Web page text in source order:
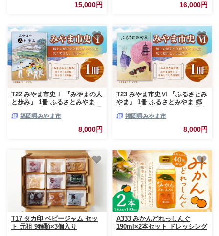
15,000円 16,000円
T22 みやま市史Ⅰ 『みやまの人
と歩み』 1冊 ふるさとみやま
史 本 歴史 九州 福岡県 みやま
福岡県みやま市
8,000円
T23 みやま市史Ⅵ 『ふるさとみ
やま』 1冊 ふるさとみやま 郷
刊行物 本 歴史 九州 福岡県 み
福岡県みやま市
8,000円
T17 タカ印 ベビージャム セッ
ト 元祖 9種類×3個入り
A333 みかんどれっしんぐ
190ml×2本セット ドレッシング